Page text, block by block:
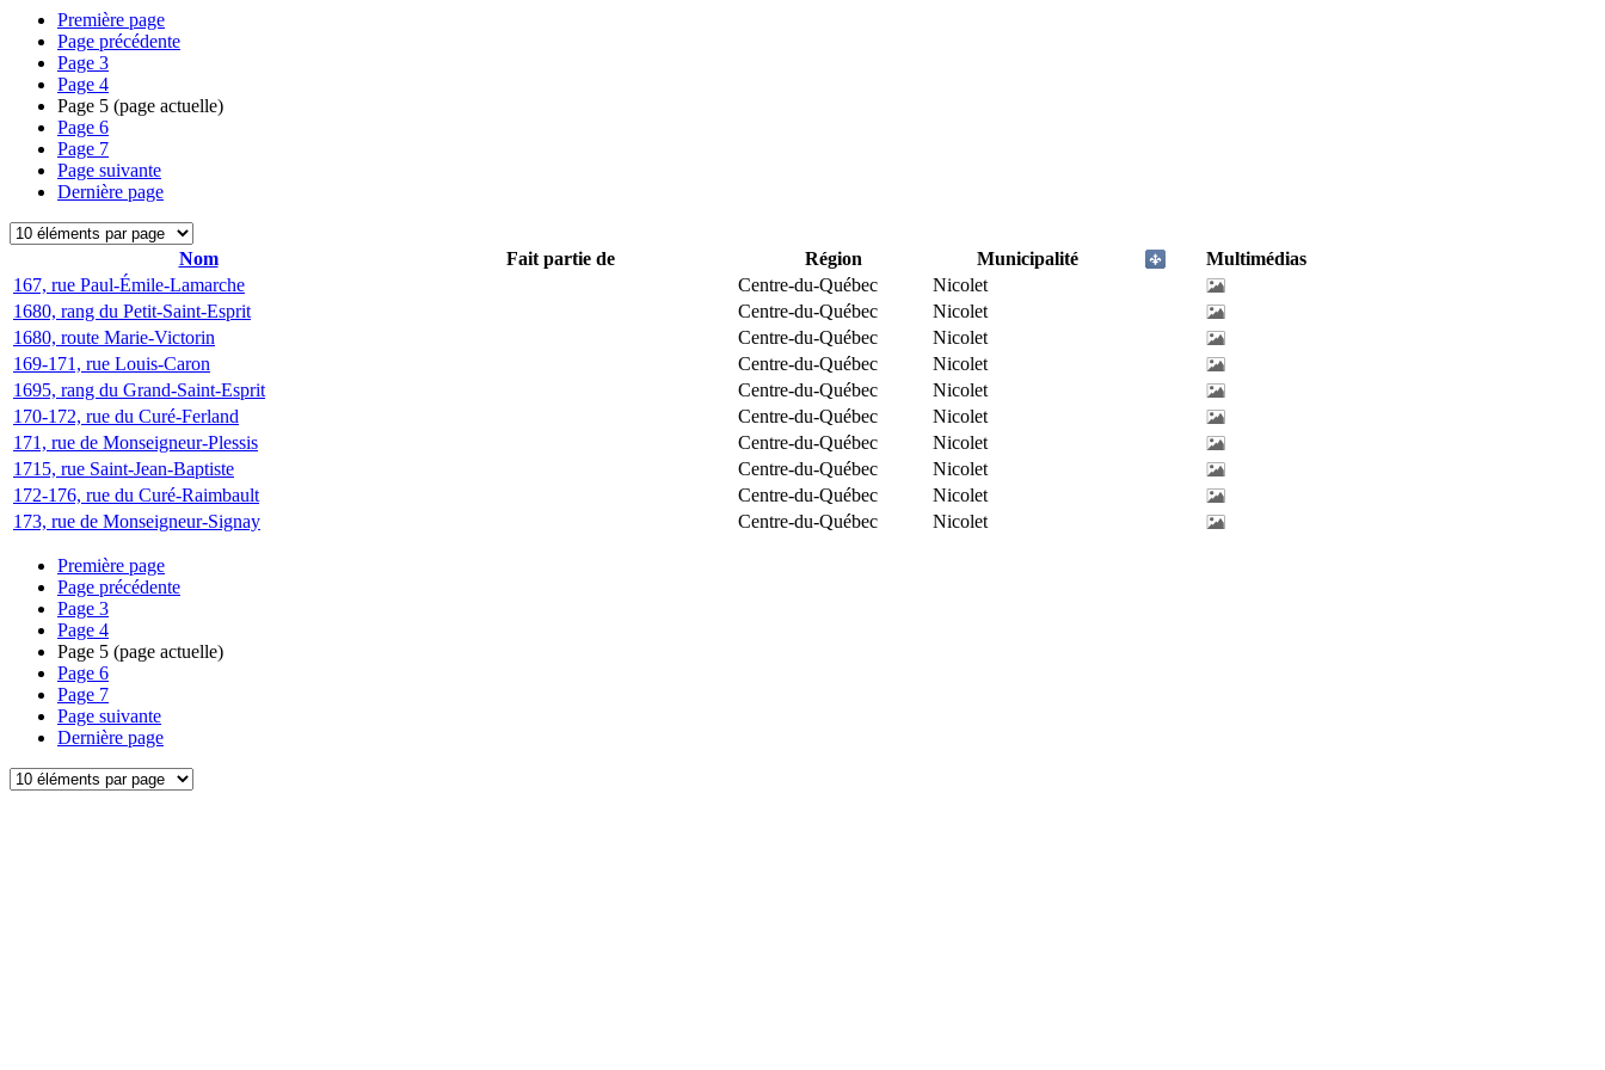
Première page
Page précédente
Page 3
Page 4
Page 5 (page actuelle)
Page 6
Page 7
Page suivante
Dernière page
Nom Fait partie de Région Municipalité
Multimédias
167, rue Paul-Émile-Lamarche
Centre-du-Québec
Nicolet
1680, rang du Petit-Saint-Esprit
Centre-du-Québec
Nicolet
1680, route Marie-Victorin
Centre-du-Québec
Nicolet
169-171, rue Louis-Caron
Centre-du-Québec
Nicolet
1695, rang du Grand-Saint-Esprit
Centre-du-Québec
Nicolet
170-172, rue du Curé-Ferland
Centre-du-Québec
Nicolet
171, rue de Monseigneur-Plessis
Centre-du-Québec
Nicolet
1715, rue Saint-Jean-Baptiste
Centre-du-Québec
Nicolet
172-176, rue du Curé-Raimbault
Centre-du-Québec
Nicolet
173, rue de Monseigneur-Signay
Centre-du-Québec Nicolet
Première page
Page précédente
Page 3
Page 4
Page 5 (page actuelle)
Page 6
Page 7
Page suivante
Dernière page